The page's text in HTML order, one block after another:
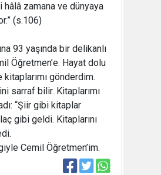
zamana ve dünyaya
(s.106)
93 yaşında bir delikanlı
Öğretmen’e. Hayat dolu
gönderdim.
sarraf bilir. Kitaplarımı
“Şiir gibi kitaplar
gibi geldi. Kitaplarını
Cemil Öğretmen’im.